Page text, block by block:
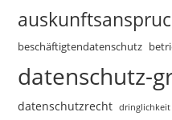
beschäftigtendatenschutz
datenschutz-
datenschutzrecht dringlichkeit